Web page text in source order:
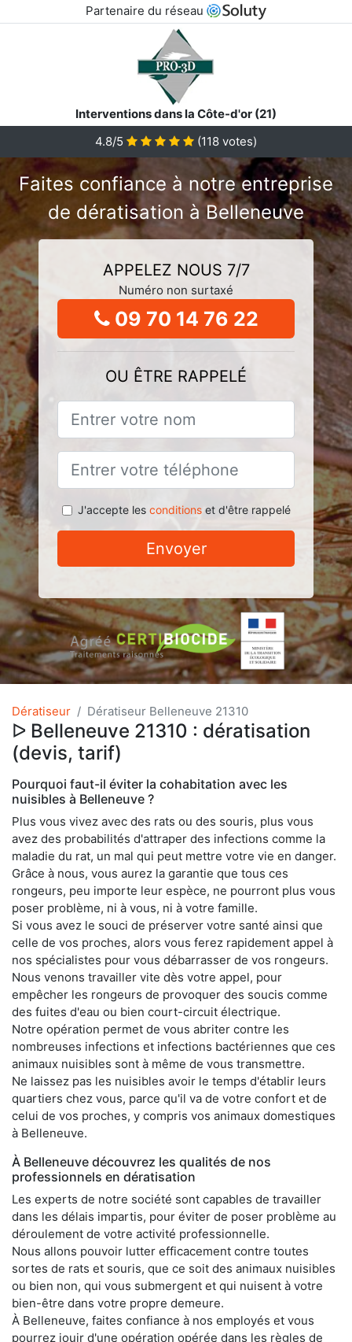
Partenaire du réseau
Interventions dans la Côte-d'or (21)
4.8/5
(118 votes)
Faites confiance à notre entreprise
de dératisation à Belleneuve
APPELEZ NOUS 7/7
Numéro non surtaxé
09 70 14 76 22
OU ÊTRE RAPPELÉ
J'accepte les conditionset d'être rappelé
Envoyer
Dératiseur Dératiseur Belleneuve 21310
ᐅ Belleneuve 21310 : dératisation
(devis, tarif)
Pourquoi faut-il éviter la cohabitation avec les
nuisibles à Belleneuve ?
Plus vous vivez avec des rats ou des souris, plus vous
avez des probabilités d'attraper des infections comme la
maladie du rat, un mal qui peut mettre votre vie en danger.
Grâce à nous, vous aurez la garantie que tous ces
rongeurs, peu importe leur espèce, ne pourront plus vous
poser problème, ni à vous, ni à votre famille.
Si vous avez le souci de préserver votre santé ainsi que
celle de vos proches, alors vous ferez rapidement appel à
nos spécialistes pour vous débarrasser de vos rongeurs.
Nous venons travailler vite dès votre appel, pour
empêcher les rongeurs de provoquer des soucis comme
des fuites d'eau ou bien court-circuit électrique.
Notre opération permet de vous abriter contre les
nombreuses infections et infections bactériennes que ces
animaux nuisibles sont à même de vous transmettre.
Ne laissez pas les nuisibles avoir le temps d'établir leurs
quartiers chez vous, parce qu'il va de votre confort et de
celui de vos proches, y compris vos animaux domestiques
à Belleneuve.
À Belleneuve découvrez les qualités de nos
professionnels en dératisation
Les experts de notre société sont capables de travailler
dans les délais impartis, pour éviter de poser problème au
déroulement de votre activité professionnelle.
Nous allons pouvoir lutter efficacement contre toutes
sortes de rats et souris, que ce soit des animaux nuisibles
ou bien non, qui vous submergent et qui nuisent à votre
bien-être dans votre propre demeure.
À Belleneuve, faites confiance à nos employés et vous
pourrez jouir d'une opération opérée dans les règles de